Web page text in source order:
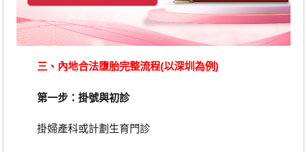
三、內地合法墮胎完整流程(以深圳為例)
第一步：掛號與初診
掛婦產科或計劃生育門診